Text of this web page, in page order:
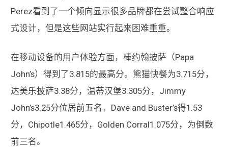
Perez看到了一个倾向显示很多品牌都在尝试整合响应
式设计，但是这些网站实行起来困难重重。
在移动设备的用户体验方面，棒约翰披萨（Papa
John’s）得到了3.815的最高分。熊猫快餐为3.715分，
达美乐披萨3.38分，温蒂汉堡3.305分，Jimmy
John’s3.25分位居前五名。Dave and Buster’s得1.53
分，Chipotle1.465分，Golden Corral1.075分，为倒数
前三名。